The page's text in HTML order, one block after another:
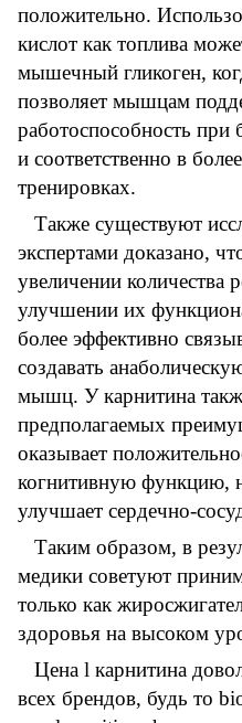
положительно.
кислот как топлива
мышечный гликоген,
позволяет мышцам
работоспособность при
и соответственно в
тренировках.
Также существуют
экспертами доказано,
увеличении количества
улучшении их
более эффективно
создавать
мышц. У карнитина
предполагаемых
оказывает
когнитивную функцию,
улучшает сердечно-
Таким образом, в
медики советуют
только как
здоровья на высоком
Цена l карнитина
всех брендов, будь то